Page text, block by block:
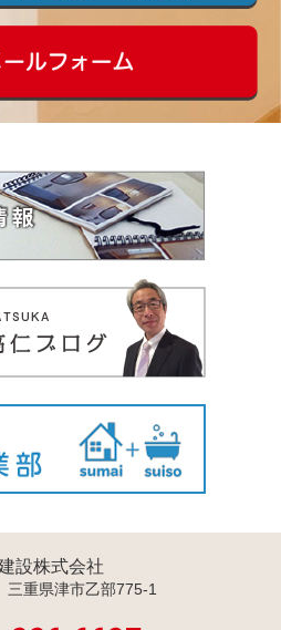
設株式会社
重県津市乙部775-1